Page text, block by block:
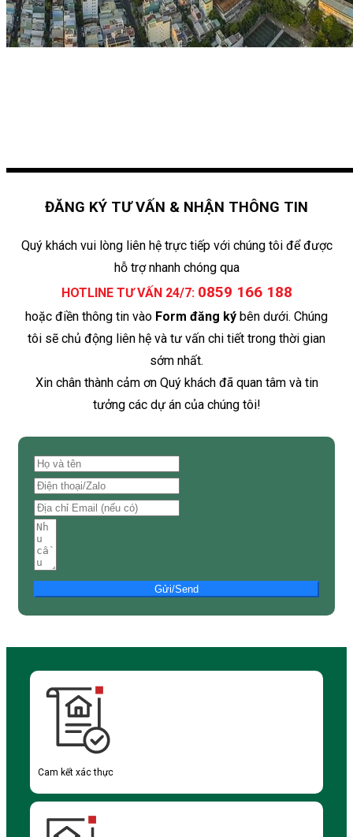
ĐĂNG KÝ TƯ VẤN & NHẬN THÔNG TIN
Quý khách vui lòng liên hệ trực tiếp với chúng tôi để được
hỗ trợ nhanh chóng qua
HOTLINE TƯ VẤN 24/7: 0859 166 188
hoặc điền thông tin vào Form đăng ký bên dưới. Chúng
tôi sẽ chủ động liên hệ và tư vấn chi tiết trong thời gian
sớm nhất.
Xin chân thành cảm ơn Quý khách đã quan tâm và tin
tưởng các dự án của chúng tôi!
Gửi/Send
Cam kết xác thực